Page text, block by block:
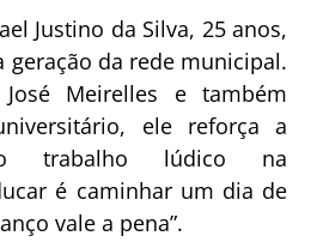
Justino da Silva, 25 anos,
geração da rede municipal.
Meirelles e também
ele reforça a
trabalho lúdico na
é caminhar um dia de
vale a pena”.